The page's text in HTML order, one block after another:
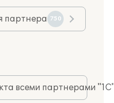
партнера 750
всеми партнерами